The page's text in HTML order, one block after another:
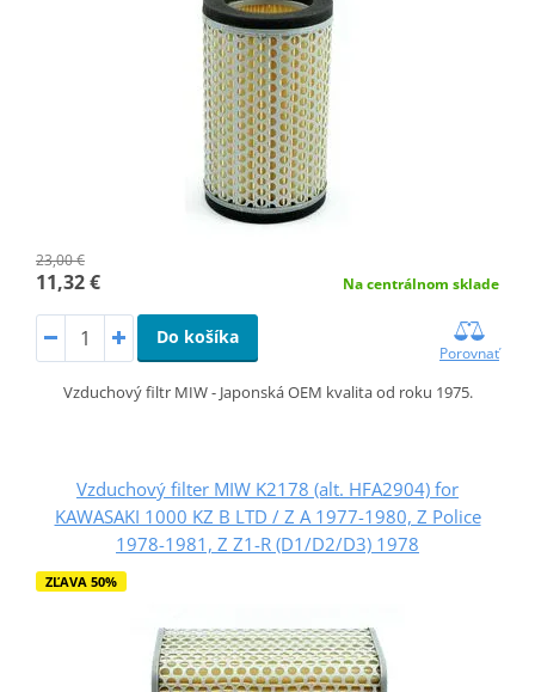
23,00 €
11,32 € Na centrálnom sklade
Do košíka
Porovnať
Vzduchový filtr MIW - Japonská OEM kvalita od roku 1975.
Vzduchový filter MIW K2178 (alt. HFA2904) for
KAWASAKI 1000 KZ B LTD / Z A 1977-1980, Z Police
1978-1981, Z Z1-R (D1/D2/D3) 1978
ZĽAVA 50%